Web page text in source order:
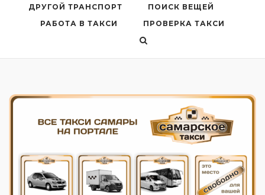
ДРУГОЙ ТРАНСПОРТ
ПОИСК ВЕЩЕЙ
РАБОТА В ТАКСИ
ПРОВЕРКА ТАКСИ